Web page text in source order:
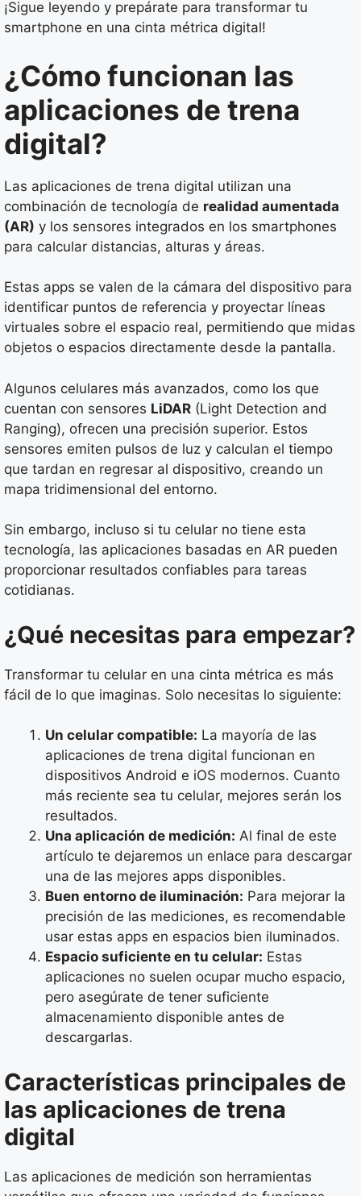
¡Sigue leyendo y prepárate para transformar tu
smartphone en una cinta métrica digital!
¿Cómo funcionan las
aplicaciones de trena
digital?
Las aplicaciones de trena digital utilizan una
combinación de tecnología de realidad aumentada
(AR) y los sensores integrados en los smartphones
para calcular distancias, alturas y áreas.
Estas apps se valen de la cámara del dispositivo para
identificar puntos de referencia y proyectar líneas
virtuales sobre el espacio real, permitiendo que midas
objetos o espacios directamente desde la pantalla.
Algunos celulares más avanzados, como los que
cuentan con sensores LiDAR (Light Detection and
Ranging), ofrecen una precisión superior. Estos
sensores emiten pulsos de luz y calculan el tiempo
que tardan en regresar al dispositivo, creando un
mapa tridimensional del entorno.
Sin embargo, incluso si tu celular no tiene esta
tecnología, las aplicaciones basadas en AR pueden
proporcionar resultados confiables para tareas
cotidianas.
¿Qué necesitas para empezar?
Transformar tu celular en una cinta métrica es más
fácil de lo que imaginas. Solo necesitas lo siguiente:
Un celular compatible: La mayoría de las
aplicaciones de trena digital funcionan en
dispositivos Android e iOS modernos. Cuanto
más reciente sea tu celular, mejores serán los
resultados.
Una aplicación de medición: Al final de este
artículo te dejaremos un enlace para descargar
una de las mejores apps disponibles.
Buen entorno de iluminación: Para mejorar la
precisión de las mediciones, es recomendable
usar estas apps en espacios bien iluminados.
Espacio suficiente en tu celular: Estas
aplicaciones no suelen ocupar mucho espacio,
pero asegúrate de tener suficiente
almacenamiento disponible antes de
descargarlas.
Características principales de
las aplicaciones de trena
digital
Las aplicaciones de medición son herramientas